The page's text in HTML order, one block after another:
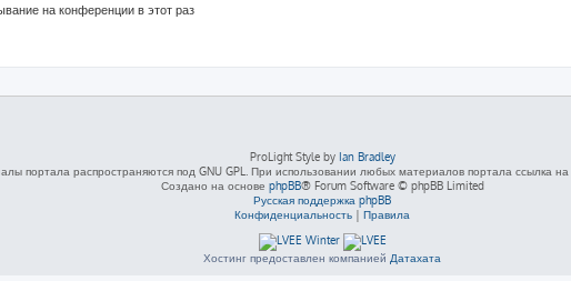
на конференции в этот раз
ProLight Style by Ian Bradley
портала распространяются под GNU GPL. При использовании любых материалов портала ссылка на
Создано на основе phpBB® Forum Software © phpBB Limited
Русская поддержка phpBB
Конфиденциальность | Правила
Хостинг предоставлен компанией Датахата